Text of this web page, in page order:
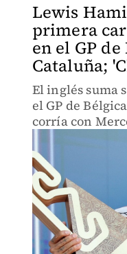
Lewis
primera
en el GP
Cataluña;
El inglés suma
el GP de
corría con